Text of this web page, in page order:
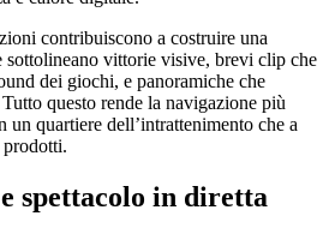
contribuiscono a costruire una
sottolineano vittorie visive, brevi clip che
dei giochi, e panoramiche che
questo rende la navigazione più
un quartiere dell’intrattenimento che a
prodotti.
spettacolo in diretta